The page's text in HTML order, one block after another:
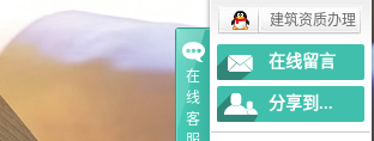
在
线
客
建筑资质办理
在线留言
分享到...